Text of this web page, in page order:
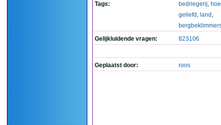
Tags:
bedriegerij,
geliefd , land ,
Gelijkluidende vragen:
823106
Geplaatst door: roos